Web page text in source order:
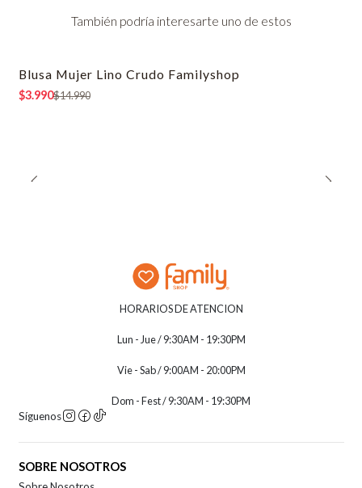
También podría interesarte uno de estos
-73% OFF
Blusa Mujer Lino Crudo Familyshop
$3.990$14.990
HORARIOS DE ATENCION
Lun - Jue / 9:30AM - 19:30PM
Vie - Sab / 9:00AM - 20:00PM
Dom - Fest / 9:30AM - 19:30PM
Síguenos
SOBRE NOSOTROS